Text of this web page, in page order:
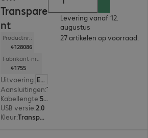
Transpare
nt
Productnr.:
4128086
Fabrikant-nr.:
41755
Uitvoering: Europa
Aansluitingen:
Kabellengte: 5 m
USB versie:2.0
Kleur: Transparant
Levering vanaf 12.
augustus
27 artikelen op voorraad.